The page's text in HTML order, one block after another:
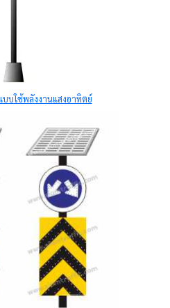
บบใช้พลังงานแสงอาทิตย์